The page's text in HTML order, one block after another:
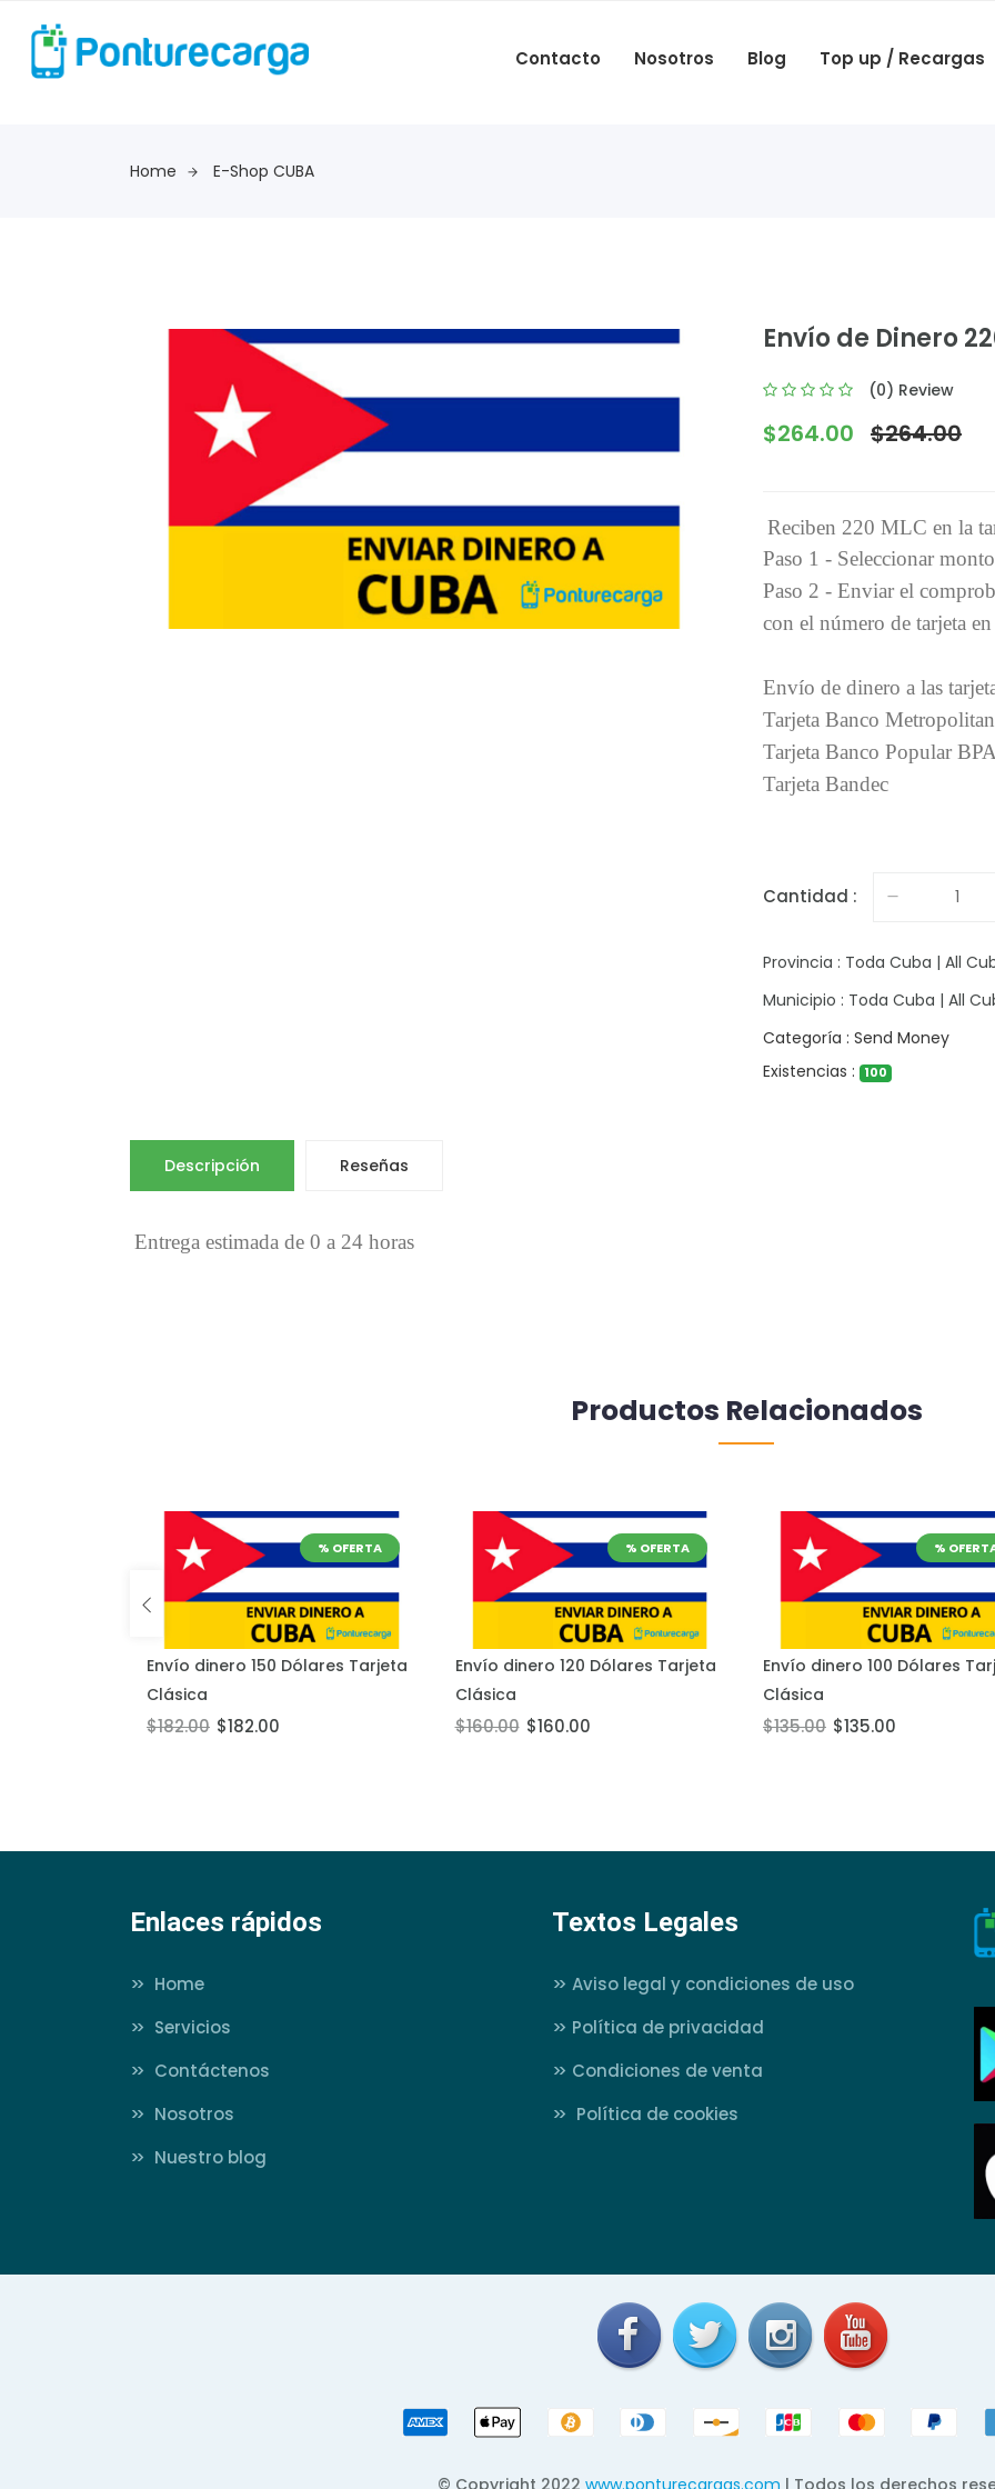
Contacto Nosotros Blog Top up / Recargas
Home E-Shop CUBA
Envío de Dinero
(0) Review
$264.00 $264.00
Reciben 220 MLC en la
Paso 1 - Seleccionar
Paso 2 - Enviar el
con el número de tarjeta
Envío de dinero a las
Tarjeta Banco
Tarjeta Banco Popular
Tarjeta Bandec
Cantidad :
Provincia : Toda Cuba | All
Municipio : Toda Cuba | All
Categoría : Send Money
Existencias :
100
Descripción Reseñas
Entrega estimada de 0 a 24 horas
Productos Relacionados
% OFERTA
Añadir al carrito
Envío dinero 150 Dólares Tarjeta
Clásica
$182.00 $182.00
% OFERTA
Añadir al carrito
Envío dinero 120 Dólares Tarjeta
Clásica
$160.00 $160.00
%
Añadir al carrito
Envío dinero 100 Dólares
Clásica
$135.00 $135.00
Enlaces rápidos
>>
Home
>>
Servicios
>>
Contáctenos
>>
Nosotros
>>
Nuestro blog
Textos Legales
>> Aviso legal y condiciones de uso
>> Política de privacidad
>> Condiciones de venta
>>
Política de cookies